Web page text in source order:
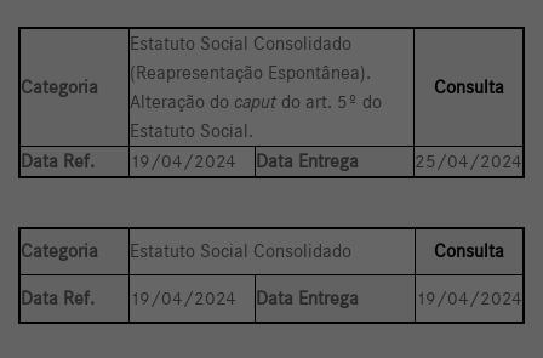
Categoria
Estatuto Social Consolidado
(Reapresentação Espontânea).
Alteração do caput do art. 5º do
Estatuto Social.
Consulta
Data Ref. 19/04/2024 Data Entrega 25/04/2024
Categoria Estatuto Social Consolidado Consulta
Data Ref. 19/04/2024 Data Entrega 19/04/2024